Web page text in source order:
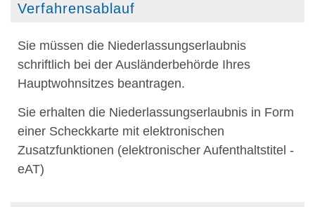
Verfahrensablauf
Sie müssen die Niederlassungserlaubnis
schriftlich bei der Ausländerbehörde Ihres
Hauptwohnsitzes beantragen.
Sie erhalten die Niederlassungserlaubnis in Form
einer Scheckkarte mit elektronischen
Zusatzfunktionen (elektronischer Aufenthaltstitel -
eAT)